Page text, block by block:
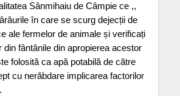
Sânmihaiu de Câmpie ce ,,
în care se scurg dejecții de
ale fermelor de animale și verificați
din fântânile din apropierea acestor
folosită ca apă potabilă de către
cu nerăbdare implicarea factorilor